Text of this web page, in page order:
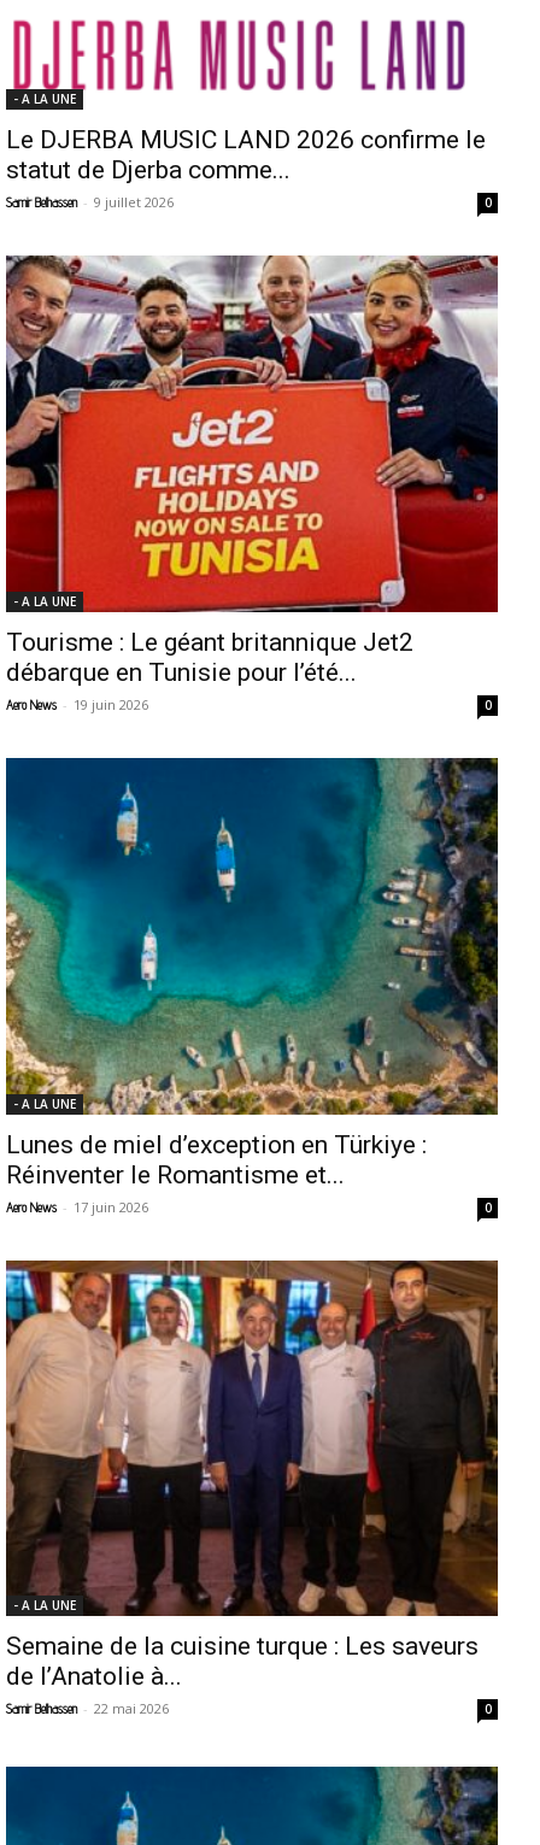
- A LA UNE
Le DJERBA MUSIC LAND 2026 confirme le
statut de Djerba comme...
Samir Belhassen - 9 juillet 2026 0
- A LA UNE
Tourisme : Le géant britannique Jet2
débarque en Tunisie pour l’été...
Aero News - 19 juin 2026 0
- A LA UNE
Lunes de miel d’exception en Türkiye :
Réinventer le Romantisme et...
Aero News - 17 juin 2026 0
- A LA UNE
Semaine de la cuisine turque : Les saveurs
de l’Anatolie à...
Samir Belhassen - 22 mai 2026 0